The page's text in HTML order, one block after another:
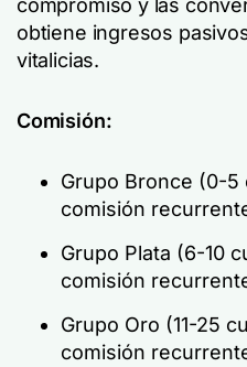
obtiene ingresos
vitalicias.
Comisión:
Grupo Bronce (0-5
comisión
Grupo Plata (6-10
comisión
Grupo Oro (11-25
comisión